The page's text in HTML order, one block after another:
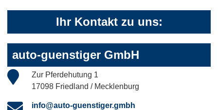
Ihr Kontakt zu uns:
auto-guenstiger GmbH
Zur Pferdehutung 1
17098 Friedland / Mecklenburg
info@auto-guenstiger.gmbh